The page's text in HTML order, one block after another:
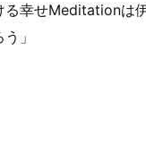
幸せMeditationは
」